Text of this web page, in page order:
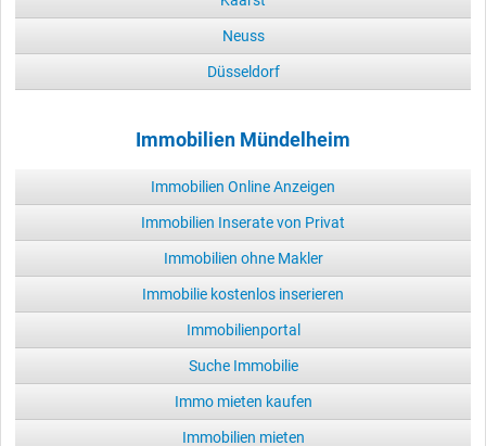
Neuss
Düsseldorf
Immobilien Mündelheim
Immobilien Online Anzeigen
Immobilien Inserate von Privat
Immobilien ohne Makler
Immobilie kostenlos inserieren
Immobilienportal
Suche Immobilie
Immo mieten kaufen
Immobilien mieten